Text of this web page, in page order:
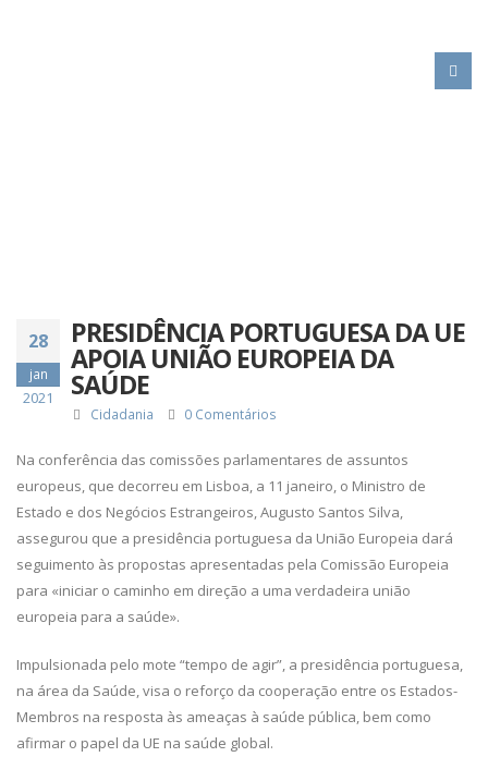
28
jan
2021
PRESIDÊNCIA PORTUGUESA DA UE
APOIA UNIÃO EUROPEIA DA
SAÚDE
Cidadania 0 Comentários
Na conferência das comissões parlamentares de assuntos
europeus, que decorreu em Lisboa, a 11 janeiro, o Ministro de
Estado e dos Negócios Estrangeiros, Augusto Santos Silva,
assegurou que a presidência portuguesa da União Europeia dará
seguimento às propostas apresentadas pela Comissão Europeia
para «iniciar o caminho em direção a uma verdadeira união
europeia para a saúde».
Impulsionada pelo mote “tempo de agir”, a presidência portuguesa,
na área da Saúde, visa o reforço da cooperação entre os Estados-
Membros na resposta às ameaças à saúde pública, bem como
afirmar o papel da UE na saúde global.